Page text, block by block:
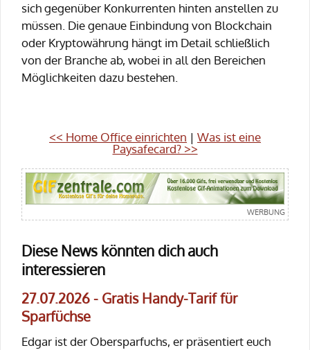
sich gegenüber Konkurrenten hinten anstellen zu
müssen. Die genaue Einbindung von Blockchain
oder Kryptowährung hängt im Detail schließlich
von der Branche ab, wobei in all den Bereichen
Möglichkeiten dazu bestehen.
<< Home Office einrichten | Was ist eine
Paysafecard? >>
Diese News könnten dich auch
interessieren
27.07.2026 - Gratis Handy-Tarif für
Sparfüchse
Edgar ist der Obersparfuchs, er präsentiert euch